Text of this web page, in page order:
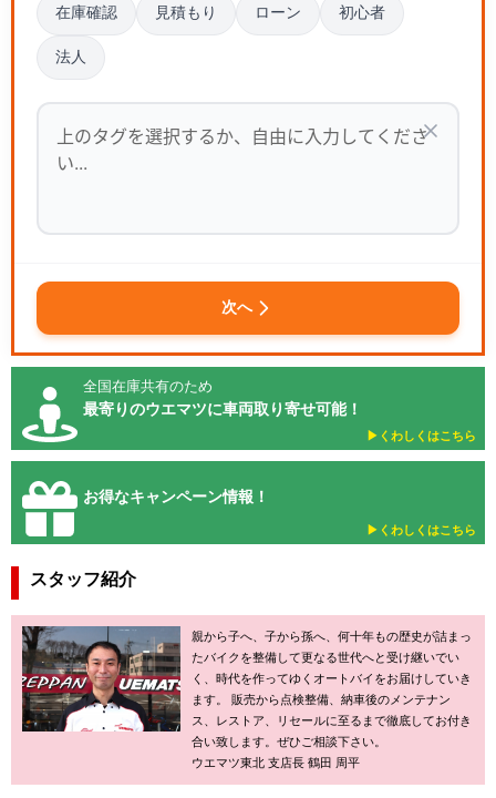
在庫確認 見積もり ローン 初心者
法人
次へ
全国在庫共有のため
最寄りのウエマツに車両取り寄せ可能！
▶︎くわしくはこちら
お得なキャンペーン情報！
▶︎くわしくはこちら
スタッフ紹介
親から子へ、子から孫へ、何十年もの歴史が詰まっ
たバイクを整備して更なる世代へと受け継いでい
く、時代を作ってゆくオートバイをお届けしていき
ます。 販売から点検整備、納車後のメンテナン
ス、レストア、リセールに至るまで徹底してお付き
合い致します。ぜひご相談下さい。
ウエマツ東北 支店長 鶴田 周平